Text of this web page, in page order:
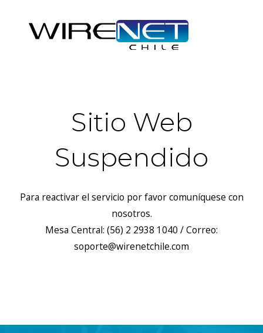
Sitio Web
Suspendido
Para reactivar el servicio por favor comuníquese con
nosotros.
Mesa Central: (56) 2 2938 1040 / Correo:
soporte@wirenetchile.com